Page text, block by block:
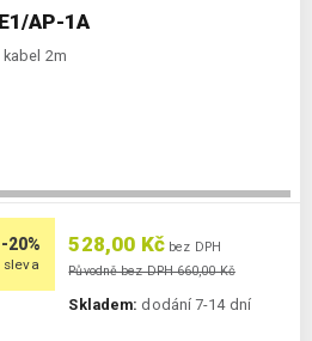
AP-1A
2m
-20%
sleva
528,00 Kč bez DPH
Původně bez DPH 660,00 Kč
Skladem: dodání 7-14 dní